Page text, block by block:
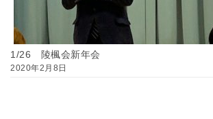
1/26 陵楓会新年会
2020年2月8日